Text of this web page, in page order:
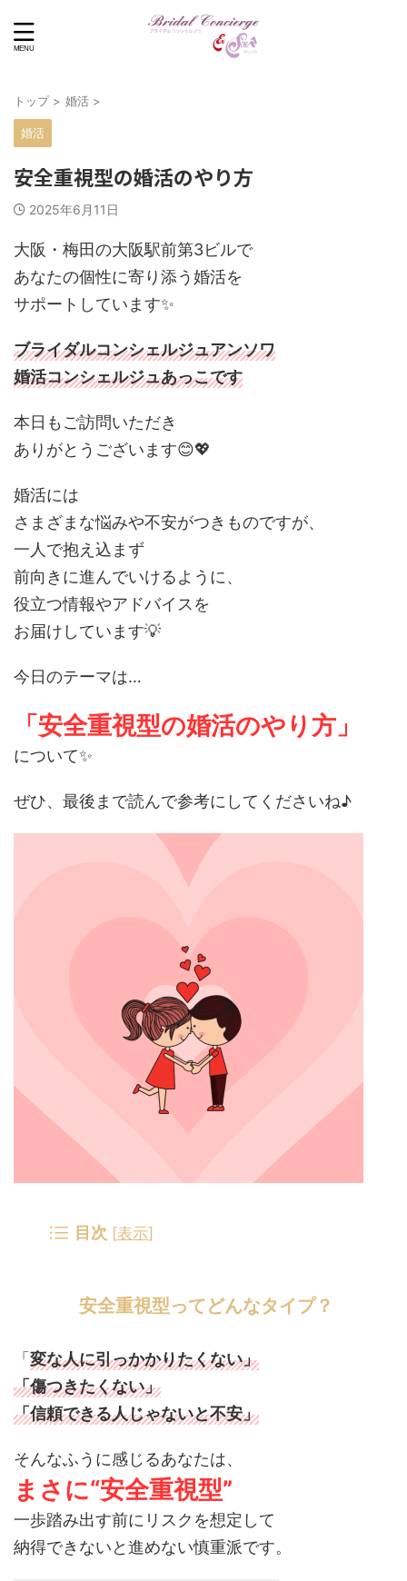
トップ > 婚活 >
婚活
安全重視型の婚活のやり方
2025年6月11日
大阪・梅田の大阪駅前第3ビルで
あなたの個性に寄り添う婚活を
サポートしています✨
ブライダルコンシェルジュアンソワ
婚活コンシェルジュあっこです
本日もご訪問いただき
ありがとうございます😊💖
婚活には
さまざまな悩みや不安がつきものですが、
一人で抱え込まず
前向きに進んでいけるように、
役立つ情報やアドバイスを
お届けしています💡
今日のテーマは…
「安全重視型の婚活のやり方」
について✨
ぜひ、最後まで読んで参考にしてくださいね♪
目次 [表示]
安全重視型ってどんなタイプ？
「 変な人に引っかかりたくない」
「傷つきたくない」
「信頼できる人じゃないと不安」
そんなふうに感じるあなたは、
まさに“安全重視型”
一歩踏み出す前にリスクを想定して
納得できないと進めない慎重派です。